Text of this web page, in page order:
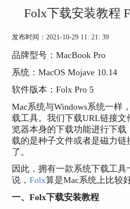
Folx下载安装教程
发布时间：2021-10-29 11: 21: 39
品牌型号：MacBook Pro
系统：MacOS Mojave 10.14
软件版本：Folx Pro 5
Mac系统与Windows系统一样
载工具。我们下载URL链接文
览器本身的下载功能进行下
载的是种子文件或者是磁力链
了。
因此，拥有一款系统下载工
说， Folx算是Mac系统上比较
一、Folx下载安装教程